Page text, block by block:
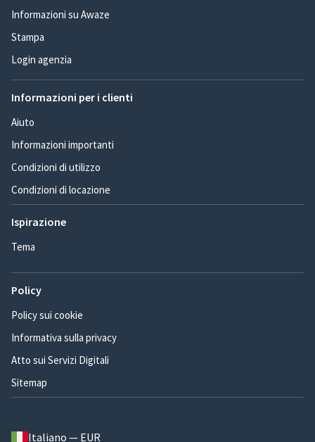
Informazioni su Awaze
Stampa
Login agenzia
Informazioni per i clienti
Aiuto
Informazioni importanti
Condizioni di utilizzo
Condizioni di locazione
Ispirazione
Tema
Policy
Policy sui cookie
Informativa sulla privacy
Atto sui Servizi Digitali
Sitemap
Italiano — EUR